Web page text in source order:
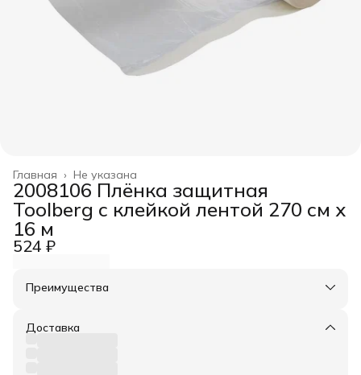
Не указана
Главная ›
2008106 Плёнка защитная
Toolberg с клейкой лентой 270 см х
16 м
524 ₽
Преимущества
Оплата частями в Сплит
Удобный возврат
Доставка